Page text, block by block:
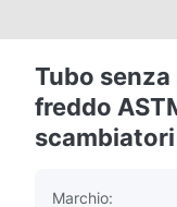
Tubo
freddo
Marchio: